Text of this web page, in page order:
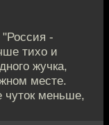
-
тихо и
жучка,
месте.
чуток меньше,